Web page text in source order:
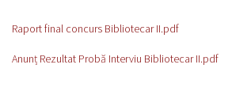
Raport final concurs Bibliotecar II.pdf
Anunț Rezultat Probă Interviu Bibliotecar II.pdf